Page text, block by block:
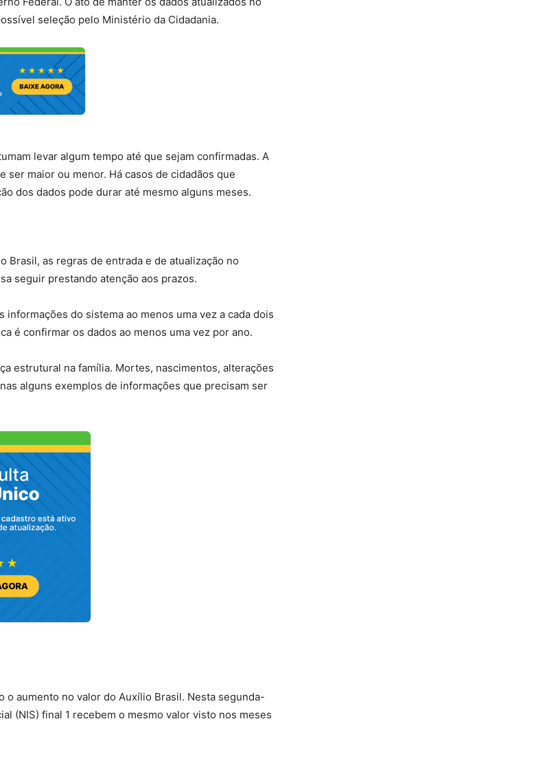
seleção pelo Ministério da Cidadania.
levar algum tempo até que sejam confirmadas. A
maior ou menor. Há casos de cidadãos que
dos dados pode durar até mesmo alguns meses.
Brasil, as regras de entrada e de atualização no
seguir prestando atenção aos prazos.
informações do sistema ao menos uma vez a cada dois
é confirmar os dados ao menos uma vez por ano.
estrutural na família. Mortes, nascimentos, alterações
alguns exemplos de informações que precisam ser
o aumento no valor do Auxílio Brasil. Nesta segunda-
(NIS) final 1 recebem o mesmo valor visto nos meses